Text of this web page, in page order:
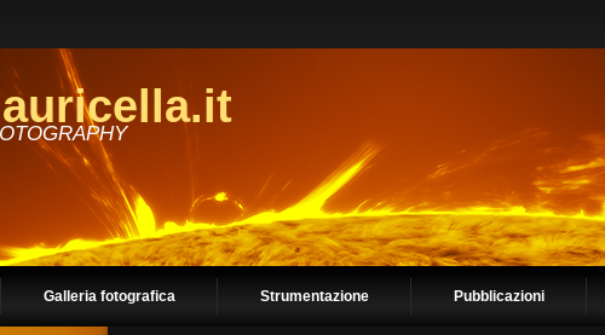
Galleria fotografica Strumentazione Pubblicazioni